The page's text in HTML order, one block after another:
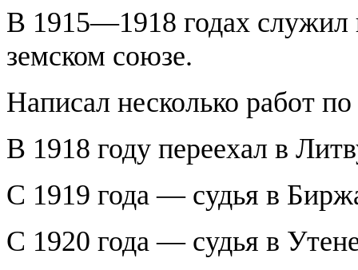
В 1915—1918 годах служил
земском союзе.
Написал несколько работ
В 1918 году переехал в
С 1919 года — судья в
С 1920 года — судья в